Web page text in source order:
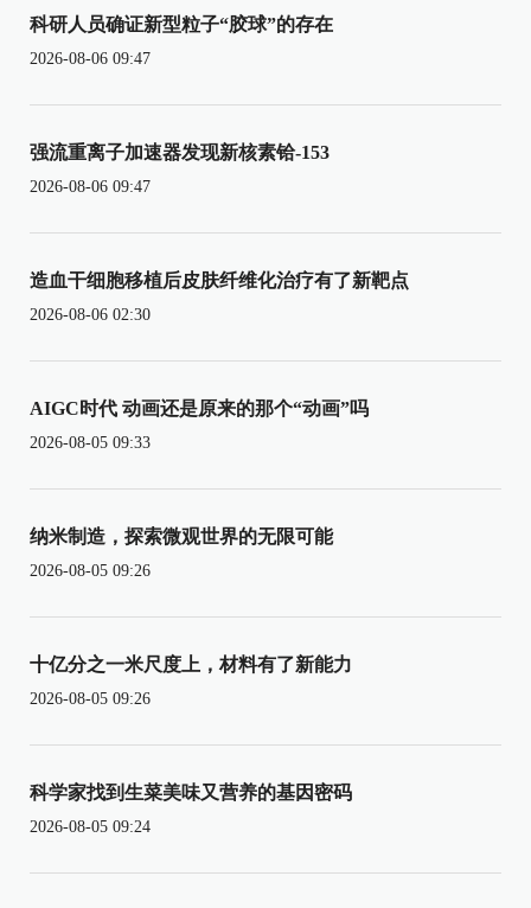
科研人员确证新型粒子“胶球”的存在
2026-08-06 09:47
强流重离子加速器发现新核素铪-153
2026-08-06 09:47
造血干细胞移植后皮肤纤维化治疗有了新靶点
2026-08-06 02:30
AIGC时代 动画还是原来的那个“动画”吗
2026-08-05 09:33
纳米制造，探索微观世界的无限可能
2026-08-05 09:26
十亿分之一米尺度上，材料有了新能力
2026-08-05 09:26
科学家找到生菜美味又营养的基因密码
2026-08-05 09:24